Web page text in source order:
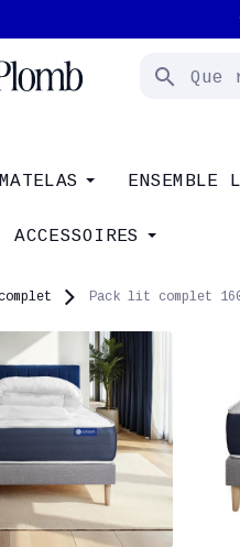
search
MATELAS ENSEMBLE
ACCESSOIRES
Pack lit complet